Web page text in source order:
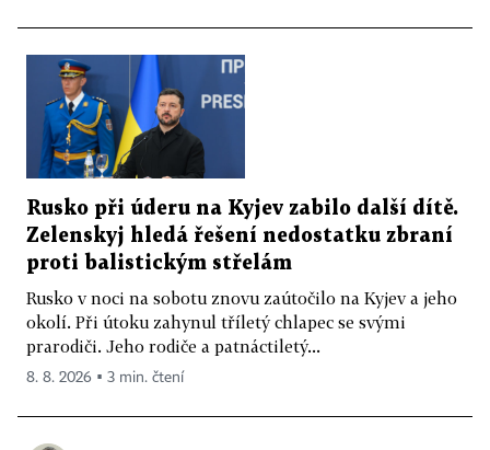
Rusko při úderu na Kyjev zabilo další dítě.
Zelenskyj hledá řešení nedostatku zbraní
proti balistickým střelám
Rusko v noci na sobotu znovu zaútočilo na Kyjev a jeho
okolí. Při útoku zahynul tříletý chlapec se svými
prarodiči. Jeho rodiče a patnáctiletý...
8. 8. 2026 ▪ 3 min. čtení